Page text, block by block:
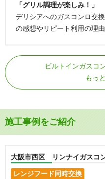
「グリル調理が楽しみ！」
デリシアへのガスコンロ交
の感想やリピート利用の理
ビルトインガスコ
もっ
施工事例をご紹介
大阪市西区 リンナイガスコ
レンジフード同時交換